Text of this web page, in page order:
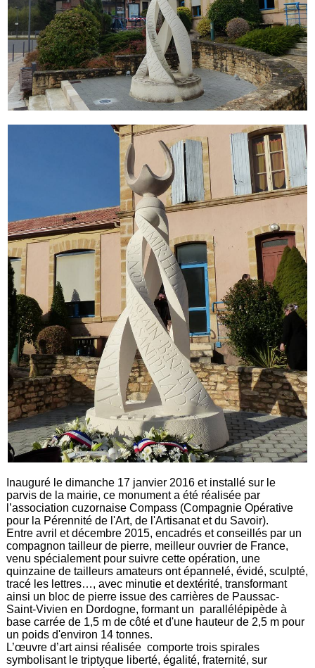
Inauguré le dimanche 17 janvier 2016 et installé sur le
parvis de la mairie, ce monument a été réalisée par
l’association cuzornaise Compass (Compagnie Opérative
pour la Pérennité de l'Art, de l'Artisanat et du Savoir).
Entre avril et décembre 2015, encadrés et conseillés par un
compagnon tailleur de pierre, meilleur ouvrier de France,
venu spécialement pour suivre cette opération, une
quinzaine de tailleurs amateurs ont épannelé, évidé, sculpté,
tracé les lettres…, avec minutie et dextérité, transformant
ainsi un bloc de pierre issue des carrières de Paussac-
Saint-Vivien en Dordogne, formant un parallélépipède à
base carrée de 1,5 m de côté et d'une hauteur de 2,5 m pour
un poids d'environ 14 tonnes.
L’œuvre d’art ainsi réalisée comporte trois spirales
symbolisant le triptyque liberté, égalité, fraternité, sur